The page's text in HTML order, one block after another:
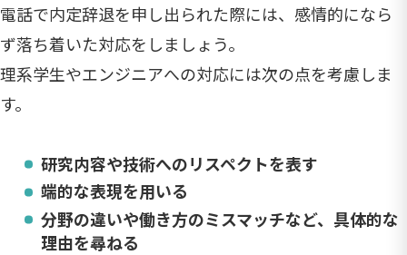
電話で内定辞退を申し出られた際には、感情的になら
ず落ち着いた対応をしましょう。
理系学生やエンジニアへの対応には次の点を考慮しま
す。
研究内容や技術へのリスペクトを表す
端的な表現を用いる
分野の違いや働き方のミスマッチなど、具体的な
理由を尋ねる